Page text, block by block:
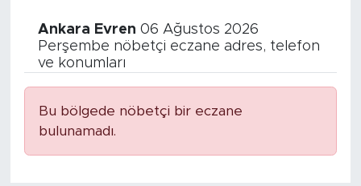
Ankara Evren 06 Ağustos 2026
Perşembe nöbetçi eczane adres, telefon
ve konumları
Bu bölgede nöbetçi bir eczane
bulunamadı.
KARİKATÜR
RÖPÖRTAJ
Haber Arşivi